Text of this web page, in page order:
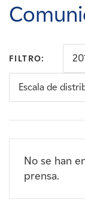
Carreras
Noticias
Contacte con
FILTRO:
Escala de
No se han
prensa.